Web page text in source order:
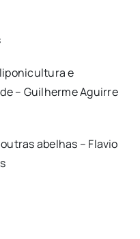
e
– Guilherme Aguirre
abelhas – Flavio